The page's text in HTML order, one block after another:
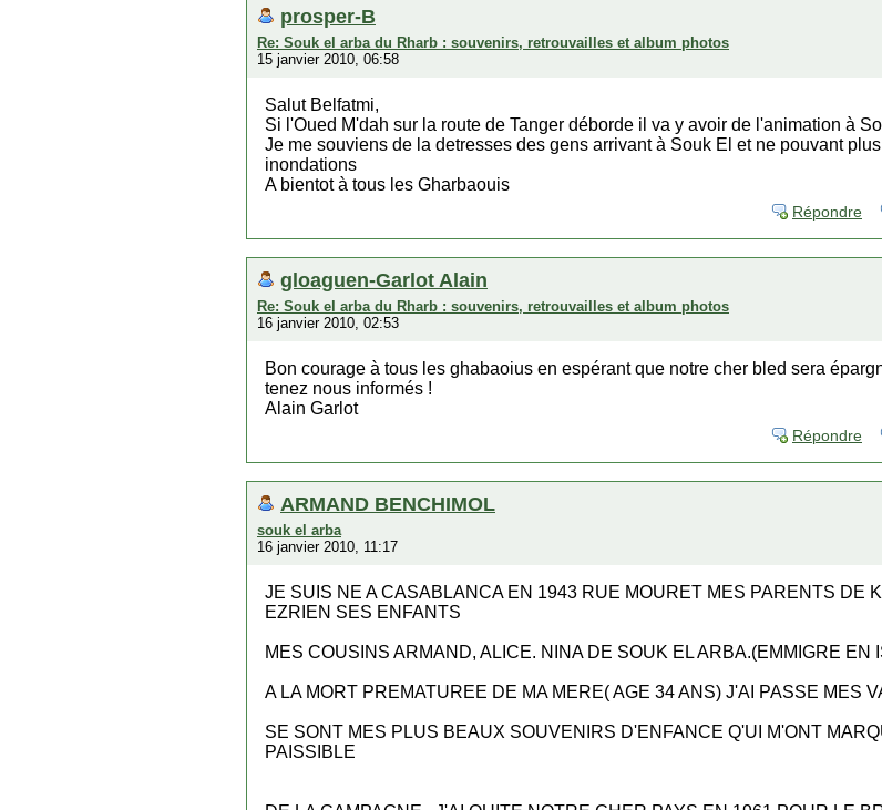
prosper-B
Re: Souk el arba du Rharb : souvenirs, retrouvailles et album photos
15 janvier 2010, 06:58
Salut Belfatmi,
Si l'Oued M'dah sur la route de Tanger déborde il va y avoir de l'animation à
Je me souviens de la detresses des gens arrivant à Souk El et ne pouvant
inondations
A bientot à tous les Gharbaouis
Répondre
gloaguen-Garlot Alain
Re: Souk el arba du Rharb : souvenirs, retrouvailles et album photos
16 janvier 2010, 02:53
Bon courage à tous les ghabaoius en espérant que notre cher bled sera
tenez nous informés !
Alain Garlot
Répondre
ARMAND BENCHIMOL
souk el arba
16 janvier 2010, 11:17
JE SUIS NE A CASABLANCA EN 1943 RUE MOURET MES PARENTS DE
EZRIEN SES ENFANTS
MES COUSINS ARMAND, ALICE. NINA DE SOUK EL ARBA.(EMMIGRE EN
A LA MORT PREMATUREE DE MA MERE( AGE 34 ANS) J'AI PASSE MES
SE SONT MES PLUS BEAUX SOUVENIRS D'ENFANCE Q'UI M'ONT
PAISSIBLE